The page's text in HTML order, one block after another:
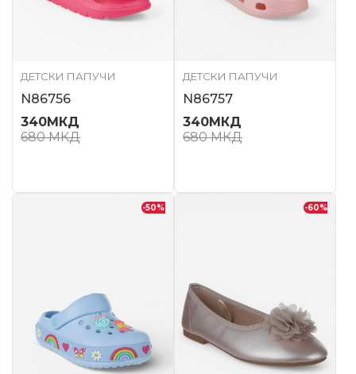
ДЕТСКИ ПАПУЧИ
N86756
340МКД
680МКД
ДЕТСКИ ПАПУЧИ
N86757
340МКД
680МКД
-50% -60%